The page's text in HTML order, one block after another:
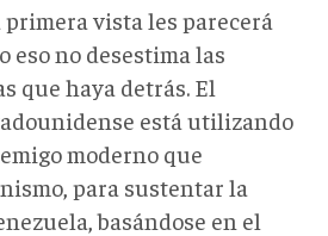
vista les parecerá
eso no desestima las
que haya detrás. El
está utilizando
moderno que
para sustentar la
basándose en el